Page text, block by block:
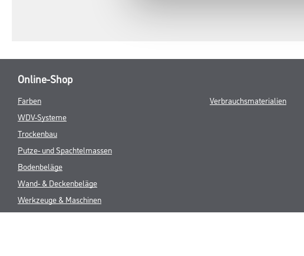
Online-Shop
Farben
WDV-Systeme
Trockenbau
Putze- und Spachtelmassen
Bodenbeläge
Wand- & Deckenbeläge
Werkzeuge & Maschinen
Verbrauchsmaterialien